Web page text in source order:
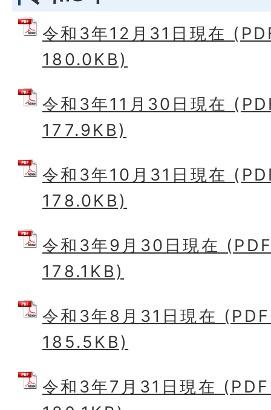
令和3年12月31日現在
180.0KB)
令和3年11月30日現在
177.9KB)
令和3年10月31日現在
178.0KB)
令和3年9月30日現在
178.1KB)
令和3年8月31日現在
185.5KB)
令和3年7月31日現在